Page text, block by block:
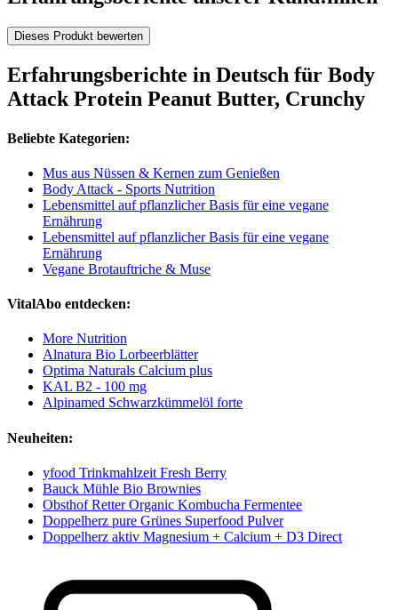
Dieses Produkt bewerten
Erfahrungsberichte in Deutsch für Body
Attack Protein Peanut Butter, Crunchy
Beliebte Kategorien:
Mus aus Nüssen & Kernen zum Genießen
Body Attack - Sports Nutrition
Lebensmittel auf pflanzlicher Basis für eine vegane
Ernährung
Lebensmittel auf pflanzlicher Basis für eine vegane
Ernährung
Vegane Brotauftriche & Muse
VitalAbo entdecken:
More Nutrition
Alnatura Bio Lorbeerblätter
Optima Naturals Calcium plus
KAL B2 - 100 mg
Alpinamed Schwarzkümmelöl forte
Neuheiten:
yfood Trinkmahlzeit Fresh Berry
Bauck Mühle Bio Brownies
Obsthof Retter Organic Kombucha Fermentee
Doppelherz pure Grünes Superfood Pulver
Doppelherz aktiv Magnesium + Calcium + D3 Direct